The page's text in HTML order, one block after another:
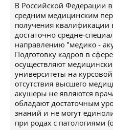
В Российской Федерации
средним медицинским
получения квалификации
достаточно средне-
направлению "медико -
Подготовку кадров в
осуществляют
университеты на
отсутствия высшего
акушеры не являются
обладают достаточным
знаний и не могут
при родах с патологиями